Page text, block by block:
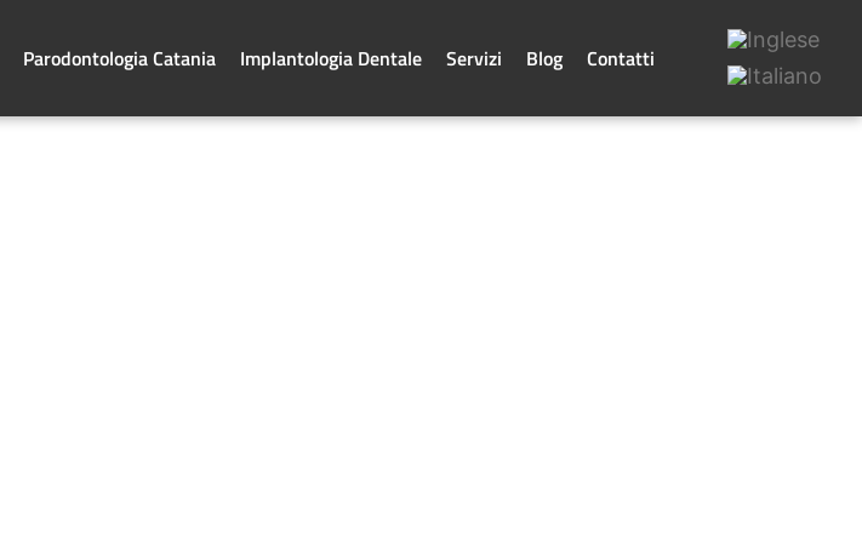
Parodontologia Catania Implantologia Dentale Servizi Blog Contatti